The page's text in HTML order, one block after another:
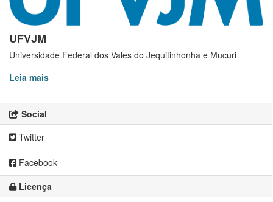
UFVJM
Universidade Federal dos Vales do Jequitinhonha e Mucuri
Leia mais
Social
Twitter
Facebook
Licença